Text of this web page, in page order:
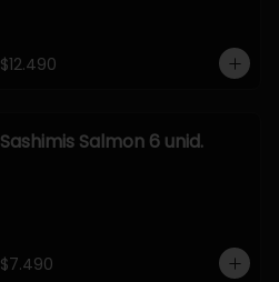
$12.490
Sashimis Salmon 6 unid.
$7.490